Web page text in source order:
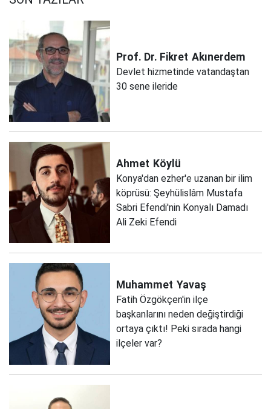
Prof. Dr. Fikret Akınerdem
Devlet hizmetinde vatandaştan
30 sene ileride
Ahmet Köylü
Konya'dan ezher'e uzanan bir ilim
köprüsü: Şeyhülislâm Mustafa
Sabri Efendi'nin Konyalı Damadı
Ali Zeki Efendi
Muhammet Yavaş
Fatih Özgökçen'in ilçe
başkanlarını neden değiştirdiği
ortaya çıktı! Peki sırada hangi
ilçeler var?